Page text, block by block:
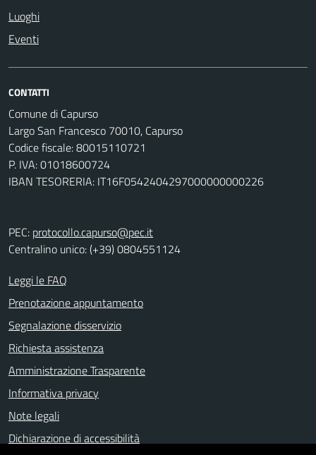
Luoghi
Eventi
CONTATTI
Comune di Capurso
Largo San Francesco 70010, Capurso
Codice fiscale: 80015110721
P. IVA: 01018600724
IBAN TESORERIA: IT16F0542404297000000000226
PEC: protocollo.capurso@pec.it
Centralino unico: (+39) 0804551124
Leggi le FAQ
Prenotazione appuntamento
Segnalazione disservizio
Richiesta assistenza
Amministrazione Trasparente
Informativa privacy
Note legali
Dichiarazione di accessibilità